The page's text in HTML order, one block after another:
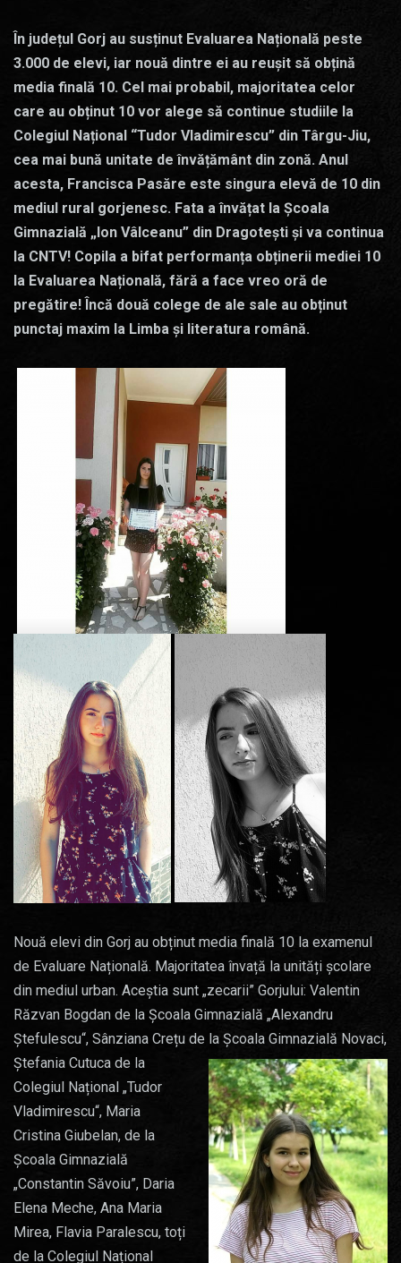
În județul Gorj au susținut Evaluarea Națională peste
3.000 de elevi, iar nouă dintre ei au reușit să obțină
media finală 10. Cel mai probabil, majoritatea celor
care au obținut 10 vor alege să continue studiile la
Colegiul Național “Tudor Vladimirescu” din Târgu-Jiu,
cea mai bună unitate de învățământ din zonă. Anul
acesta, Francisca Pasăre este singura elevă de 10 din
mediul rural gorjenesc. Fata a învățat la Școala
Gimnazială „Ion Vâlceanu” din Dragotești și va continua
la CNTV! Copila a bifat performanța obținerii mediei 10
la Evaluarea Națională, fără a face vreo oră de
pregătire! Încă două colege de ale sale au obținut
punctaj maxim la Limba și literatura română.
Nouă elevi din Gorj au obținut media finală 10 la examenul
de Evaluare Națională. Majoritatea învață la unități școlare
din mediul urban. Aceștia sunt „zecarii” Gorjului: Valentin
Răzvan Bogdan de la Școala Gimnazială „Alexandru
Ștefulescu“, Sânziana Crețu de la Școala Gimnazială Novaci,
Ștefania Cutuca de la
Colegiul Național „Tudor
Vladimirescu“, Maria
Cristina Giubelan, de la
Școala Gimnazială
„Constantin Săvoiu”, Daria
Elena Meche, Ana Maria
Mirea, Flavia Paralescu, toți
de la Colegiul Național